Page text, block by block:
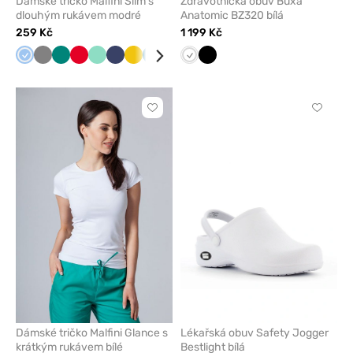
dlouhým rukávem modré
259 Kč
ModráŠedáZelenáČervenáMátováNámořnická
ŽlutáKaraibsky
Malinová
TmavěČerná
Anatomic BZ320 bílá
1 199 Kč
Bílá Černá
Kliknutím
Dámské tričko Malfini Glance s
krátkým rukávem bílé
Lékařská obuv Safety Jogger
Bestlight bílá